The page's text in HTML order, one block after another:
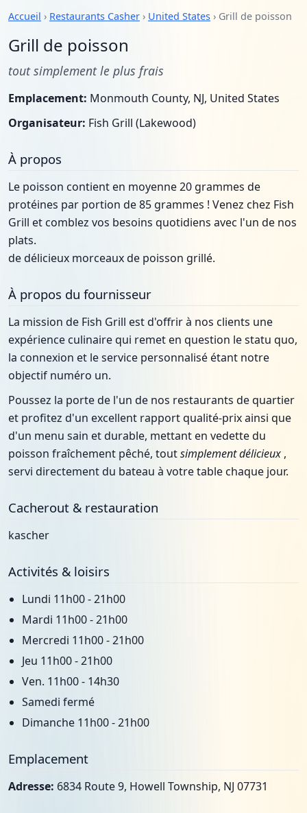
Accueil › Restaurants Casher › United States › Grill de poisson
Grill de poisson
tout simplement le plus frais
Emplacement: Monmouth County, NJ, United States
Organisateur: Fish Grill (Lakewood)
À propos
Le poisson contient en moyenne 20 grammes de
protéines par portion de 85 grammes ! Venez chez Fish
Grill et comblez vos besoins quotidiens avec l'un de nos
plats.
de délicieux morceaux de poisson grillé.
À propos du fournisseur
La mission de Fish Grill est d'offrir à nos clients une
expérience culinaire qui remet en question le statu quo,
la connexion et le service personnalisé étant notre
objectif numéro un.
Poussez la porte de l'un de nos restaurants de quartier
et profitez d'un excellent rapport qualité-prix ainsi que
d'un menu sain et durable, mettant en vedette du
poisson fraîchement pêché, toutsimplement délicieux ,
servi directement du bateau à votre table chaque jour.
Cacherout & restauration
kascher
Activités & loisirs
Lundi 11h00 - 21h00
Mardi 11h00 - 21h00
Mercredi 11h00 - 21h00
Jeu 11h00 - 21h00
Ven. 11h00 - 14h30
Samedi fermé
Dimanche 11h00 - 21h00
Emplacement
Adresse: 6834 Route 9, Howell Township, NJ 07731